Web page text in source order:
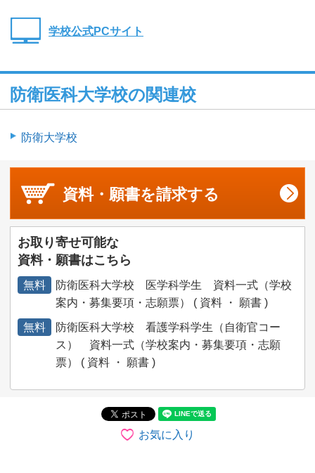
学校公式PCサイト
防衛医科大学校の関連校
防衛大学校
資料・願書を請求する
お取り寄せ可能な
資料・願書はこちら
無料
防衛医科大学校 医学科学生 資料一式（学校
案内・募集要項・志願票） ( 資料 ・ 願書 )
無料
防衛医科大学校 看護学科学生（自衛官コー
ス） 資料一式（学校案内・募集要項・志願
票） ( 資料 ・ 願書 )
お気に入り